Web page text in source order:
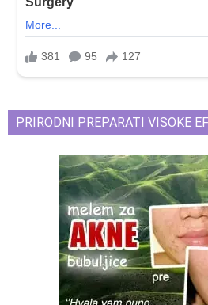
PRIRODNI PREPARATI VISOKE